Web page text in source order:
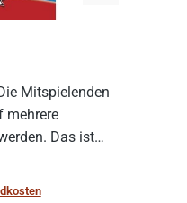
Mitspielenden
mehrere
Das ist
die Differenz
und der